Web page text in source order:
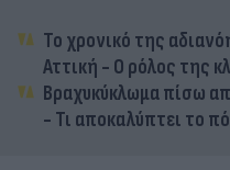
Το χρονικό της
Αττική - Ο ρόλος της
Βραχυκύκλωμα πίσω
- Τι αποκαλύπτει το